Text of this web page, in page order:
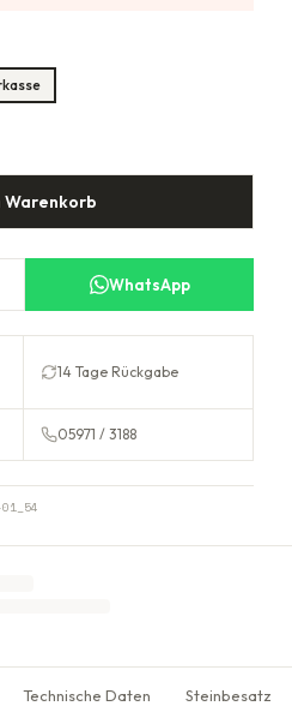
Warenkorb
WhatsApp
14 Tage Rückgabe
05971 / 3188
Technische Daten Steinbesatz